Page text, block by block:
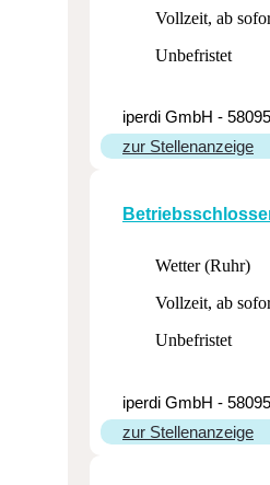
Vollzeit, ab
Unbefristet
iperdi GmbH -
zur Stellenanzeige
Wetter (Ruhr)
Vollzeit, ab
Unbefristet
iperdi GmbH -
zur Stellenanzeige